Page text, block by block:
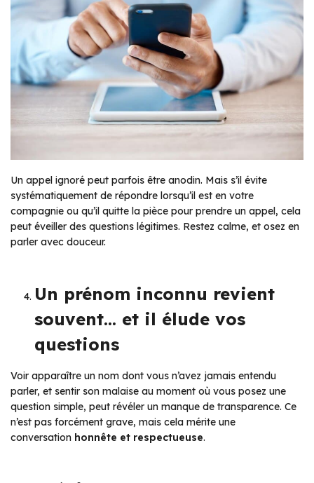
Un appel ignoré peut parfois être anodin. Mais s’il évite
systématiquement de répondre lorsqu’il est en votre
compagnie ou qu’il quitte la pièce pour prendre un appel, cela
peut éveiller des questions légitimes. Restez calme, et osez en
parler avec douceur.
Un prénom inconnu revient
souvent… et il élude vos
questions
Voir apparaître un nom dont vous n’avez jamais entendu
parler, et sentir son malaise au moment où vous posez une
question simple, peut révéler un manque de transparence. Ce
n’est pas forcément grave, mais cela mérite une
conversation honnête et respectueuse.